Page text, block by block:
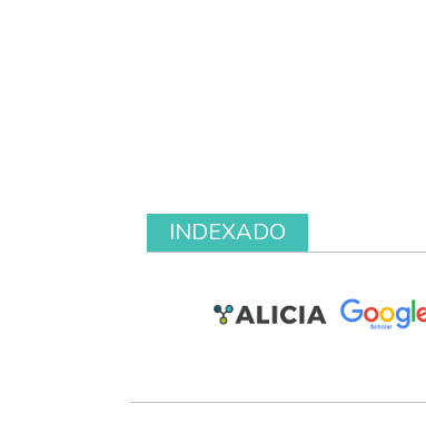
INDEXADO